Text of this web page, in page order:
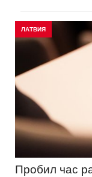
ЛАТВИЯ
Пробил час